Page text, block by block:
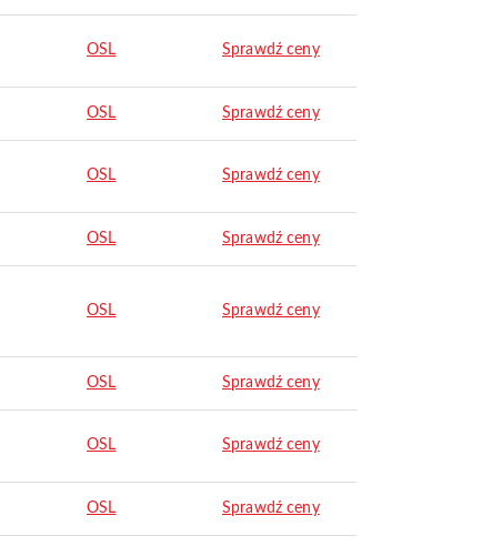
OSL Sprawdź ceny
OSL Sprawdź ceny
OSL Sprawdź ceny
OSL Sprawdź ceny
OSL Sprawdź ceny
OSL Sprawdź ceny
OSL Sprawdź ceny
OSL Sprawdź ceny